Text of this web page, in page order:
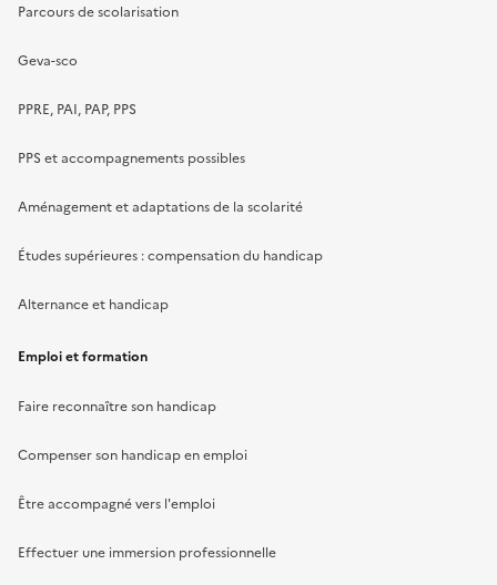
Parcours de scolarisation
Geva-sco
PPRE, PAI, PAP, PPS
PPS et accompagnements possibles
Aménagement et adaptations de la scolarité
Études supérieures : compensation du handicap
Alternance et handicap
Emploi et formation
Faire reconnaître son handicap
Compenser son handicap en emploi
Être accompagné vers l'emploi
Effectuer une immersion professionnelle